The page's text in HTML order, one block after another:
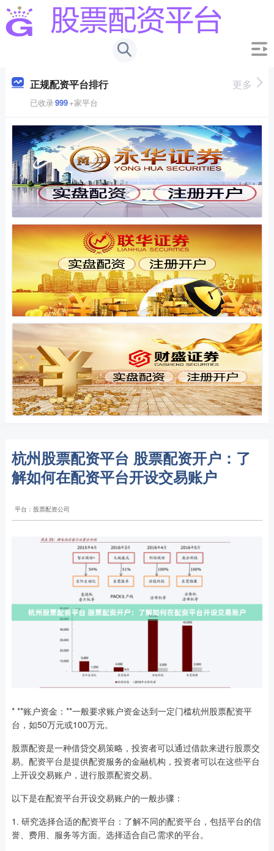
正规配资平台排行
已收录999+家平台
更多
杭州股票配资平台 股票配资开户：了
解如何在配资平台开设交易账户
平台：股票配资公司
* **账户资金：**一般要求账户资金达到一定门槛杭州股票配资平
台，如50万元或100万元。
股票配资是一种借贷交易策略，投资者可以通过借款来进行股票交
易。配资平台是提供配资服务的金融机构，投资者可以在这些平台
上开设交易账户，进行股票配资交易。
以下是在配资平台开设交易账户的一般步骤：
1. 研究选择合适的配资平台：了解不同的配资平台，包括平台的信
誉、费用、服务等方面。选择适合自己需求的平台。